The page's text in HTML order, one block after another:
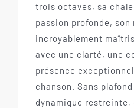
trois octaves, sa
passion profonde, son
incroyablement
avec une clarté, une
présence
chanson. Sans
dynamique